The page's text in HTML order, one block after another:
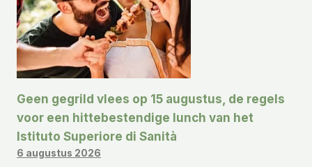
Geen gegrild vlees op 15 augustus, de regels
voor een hittebestendige lunch van het
Istituto Superiore di Sanità
6 augustus 2026